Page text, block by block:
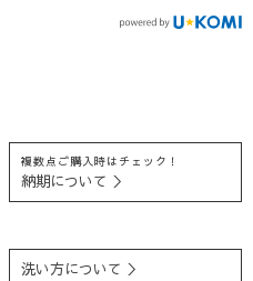
複数点ご購入時はチェック！
納期について ＞
洗い方について ＞